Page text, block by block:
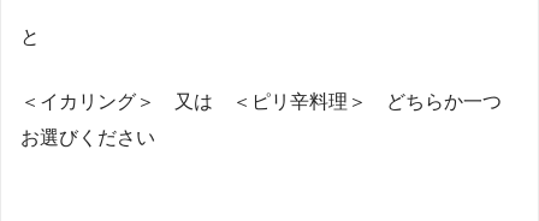
と
＜イカリング＞ 又は ＜ピリ辛料理＞ どちらか一つ
お選びください